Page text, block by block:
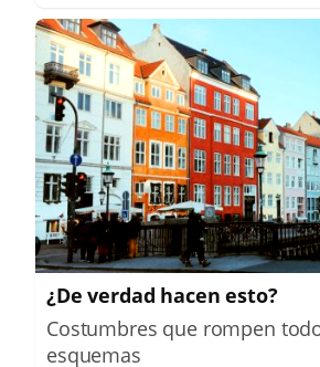
¿De verdad hacen esto?
Costumbres que rompen
esquemas